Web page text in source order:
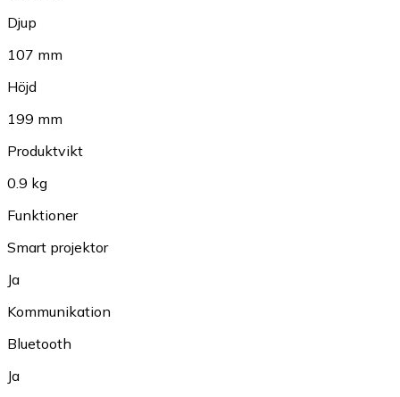
Djup
107 mm
Höjd
199 mm
Produktvikt
0.9 kg
Funktioner
Smart projektor
Ja
Kommunikation
Bluetooth
Ja